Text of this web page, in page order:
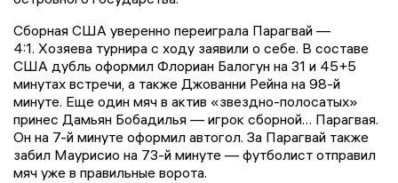
Сборная США уверенно переиграла Парагвай —
4:1. Хозяева турнира с ходу заявили о себе. В составе
США дубль оформил Флориан Балогун на 31 и 45+5
минутах встречи, а также Джованни Рейна на 98-й
минуте. Еще один мяч в актив «звездно-полосатых»
принес Дамьян Бобадилья — игрок сборной… Парагвая.
Он на 7-й минуте оформил автогол. За Парагвай также
забил Маурисио на 73-й минуте — футболист отправил
мяч уже в правильные ворота.